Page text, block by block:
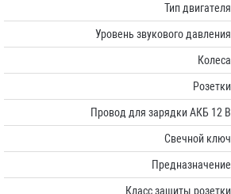
Тип двигателя
Уровень звукового давления
Колеса
Розетки
Провод для зарядки АКБ 12 В
Свечной ключ
Предназначение
Класс защиты розетки